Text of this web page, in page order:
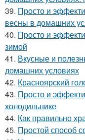
39. Просто и
весны в домашних
40. Просто и
зимой
41. Вкусные и
домашних условиях
42. Красноярский
43. Просто и
холодильнике
44. Как правильно
45. Простой способ